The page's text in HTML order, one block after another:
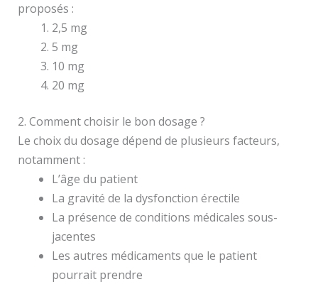
proposés :
2,5 mg
5 mg
10 mg
20 mg
2. Comment choisir le bon dosage ?
Le choix du dosage dépend de plusieurs facteurs,
notamment :
L’âge du patient
La gravité de la dysfonction érectile
La présence de conditions médicales sous-
jacentes
Les autres médicaments que le patient
pourrait prendre